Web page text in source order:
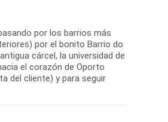
por los barrios más
por el bonito Barrio do
cárcel, la universidad de
el corazón de Oporto
del cliente) y para seguir